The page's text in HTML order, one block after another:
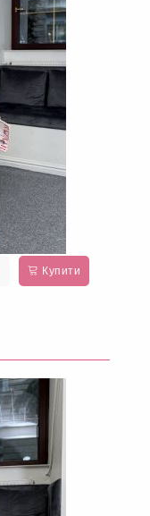
Купити